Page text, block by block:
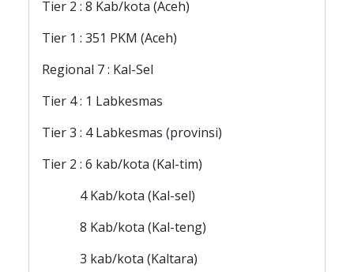
Tier 2 : 8 Kab/kota (Aceh)
Tier 1 : 351 PKM (Aceh)
Regional 7 : Kal-Sel
Tier 4 : 1 Labkesmas
Tier 3 : 4 Labkesmas (provinsi)
Tier 2 : 6 kab/kota (Kal-tim)
4 Kab/kota (Kal-sel)
8 Kab/kota (Kal-teng)
3 kab/kota (Kaltara)